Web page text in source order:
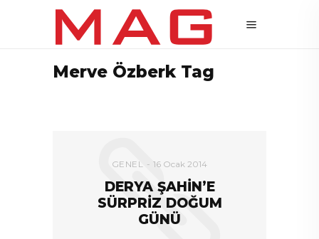
Merve Özberk Tag
GENEL 16 Ocak 2014
DERYA ŞAHİN’E
SÜRPRİZ DOĞUM
GÜNÜ